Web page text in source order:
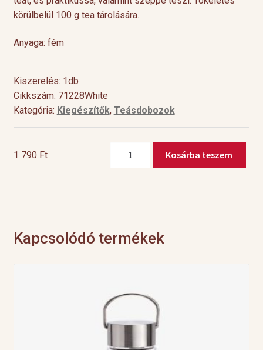
körülbelül 100 g tea tárolására.
Anyaga: fém
Kiszerelés: 1db
Cikkszám: 71228White
Kategória: Kiegészítők, Teásdobozok
1 790 Ft
doboz
Kosárba teszem
Kapcsolódó termékek